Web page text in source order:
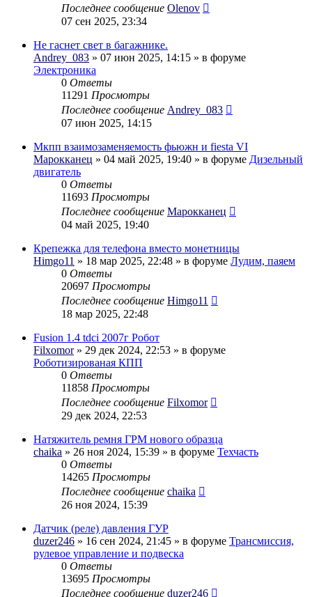
Последнее сообщение Olenov
07 сен 2025, 23:34
Не гаснет свет в багажнике.
Andrey_083 » 07 июн 2025, 14:15 » в форуме
Электроника
0 Ответы
11291 Просмотры
Последнее сообщение Andrey_083
07 июн 2025, 14:15
Мкпп взаимозаменяемость фьюжн и fiesta VI
Марокканец » 04 май 2025, 19:40 » в форуме Дизельный
двигатель
0 Ответы
11693 Просмотры
Последнее сообщение Марокканец
04 май 2025, 19:40
Крепежка для телефона вместо монетницы
Himgo11 » 18 мар 2025, 22:48 » в форуме Лудим, паяем
0 Ответы
20697 Просмотры
Последнее сообщение Himgo11
18 мар 2025, 22:48
Fusion 1.4 tdci 2007г Робот
Filxomor» 29 дек 2024, 22:53 » в форуме
Роботизированая КПП
0 Ответы
11858 Просмотры
Последнее сообщение Filxomor
29 дек 2024, 22:53
Натяжитель ремня ГРМ нового образца
chaika » 26 ноя 2024, 15:39 » в форуме Техчасть
0 Ответы
14265 Просмотры
Последнее сообщение chaika
26 ноя 2024, 15:39
Датчик (реле) давления ГУР
duzer246 » 16 сен 2024, 21:45 » в форуме Трансмиссия,
рулевое управление и подвеска
0 Ответы
13695 Просмотры
Последнее сообщение duzer246